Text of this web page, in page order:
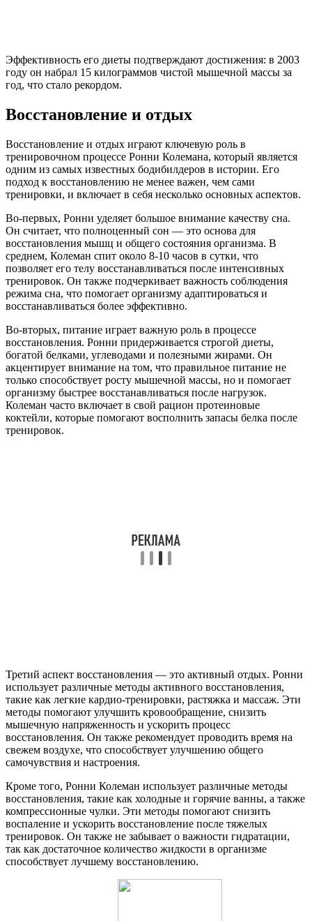
Эффективность его диеты подтверждают достижения: в 2003
году он набрал 15 килограммов чистой мышечной массы за
год, что стало рекордом.
Восстановление и отдых
Восстановление и отдых играют ключевую роль в
тренировочном процессе Ронни Колемана, который является
одним из самых известных бодибилдеров в истории. Его
подход к восстановлению не менее важен, чем сами
тренировки, и включает в себя несколько основных аспектов.
Во-первых, Ронни уделяет большое внимание качеству сна.
Он считает, что полноценный сон — это основа для
восстановления мышц и общего состояния организма. В
среднем, Колеман спит около 8-10 часов в сутки, что
позволяет его телу восстанавливаться после интенсивных
тренировок. Он также подчеркивает важность соблюдения
режима сна, что помогает организму адаптироваться и
восстанавливаться более эффективно.
Во-вторых, питание играет важную роль в процессе
восстановления. Ронни придерживается строгой диеты,
богатой белками, углеводами и полезными жирами. Он
акцентирует внимание на том, что правильное питание не
только способствует росту мышечной массы, но и помогает
организму быстрее восстанавливаться после нагрузок.
Колеман часто включает в свой рацион протеиновые
коктейли, которые помогают восполнить запасы белка после
тренировок.
Третий аспект восстановления — это активный отдых. Ронни
использует различные методы активного восстановления,
такие как легкие кардио-тренировки, растяжка и массаж. Эти
методы помогают улучшить кровообращение, снизить
мышечную напряженность и ускорить процесс
восстановления. Он также рекомендует проводить время на
свежем воздухе, что способствует улучшению общего
самочувствия и настроения.
Кроме того, Ронни Колеман использует различные методы
восстановления, такие как холодные и горячие ванны, а также
компрессионные чулки. Эти методы помогают снизить
воспаление и ускорить восстановление после тяжелых
тренировок. Он также не забывает о важности гидратации,
так как достаточное количество жидкости в организме
способствует лучшему восстановлению.